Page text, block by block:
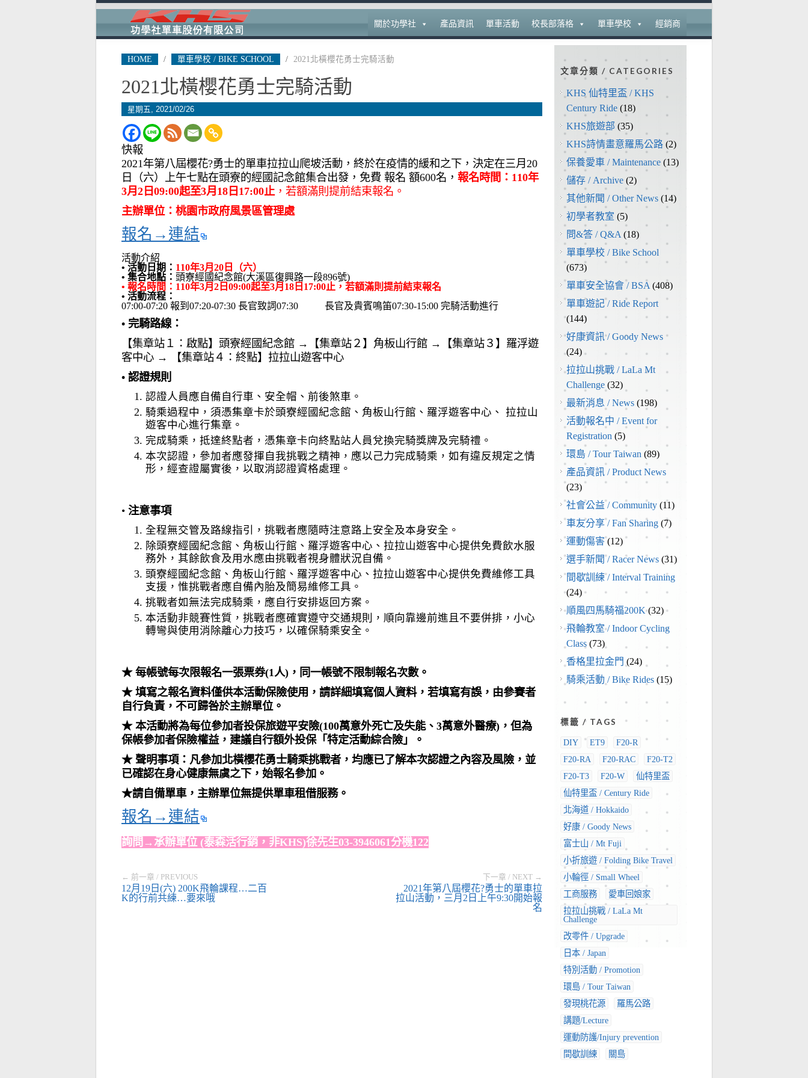
關於功學社 產品資訊 單車活動 校長部落格 單車學校 經銷商
HOME / 單車學校 / BIKE SCHOOL / 2021北橫櫻花勇士完騎活動
2021北橫櫻花勇士完騎活動
星期五, 2021/02/26
快報
2021年第八屆櫻花?勇士的單車拉拉山爬坡活動，終於在疫情的緩和之下，決定在三月20
日（六）上午七點在頭寮的經國記念館集合出發，免費 報名 額600名， 報名時間：110年
3月2日09:00起至3月18日17:00止，若額滿則提前結束報名。
主辦單位：桃園市政府風景區管理處
報名→連結
活動介紹
• 活動日期： 110年3月20日（六）
• 集合地點： 頭寮經國紀念館(大溪區復興路一段896號)
• 報名時間：110年3月2日09:00起至3月18日17:00止，若額滿則提前結束報名
• 活動流程：
07:00-07:20 報到07:20-07:30 長官致詞07:30 長官及貴賓鳴笛07:30-15:00 完騎活動進行
• 完騎路線：
【集章站１：啟點】頭寮經國紀念館 →【集章站２】角板山行館 →【集章站３】羅浮遊
客中心 → 【集章站４：終點】拉拉山遊客中心
• 認證規則
認證人員應自備自行車、安全帽、前後煞車。
騎乘過程中，須憑集章卡於頭寮經國紀念館、角板山行館、羅浮遊客中心、 拉拉山
遊客中心進行集章。
完成騎乘，抵達終點者，憑集章卡向終點站人員兌換完騎獎牌及完騎禮。
本次認證，參加者應發揮自我挑戰之精神，應以己力完成騎乘，如有違反規定之情
形，經查證屬實後，以取消認證資格處理。
• 注意事項
全程無交管及路線指引，挑戰者應隨時注意路上安全及本身安全。
除頭寮經國紀念館、角板山行館、羅浮遊客中心、拉拉山遊客中心提供免費飲水服
務外，其餘飲食及用水應由挑戰者視身體狀況自備。
頭寮經國紀念館、角板山行館、羅浮遊客中心、拉拉山遊客中心提供免費維修工具
支援，惟挑戰者應自備內胎及簡易維修工具。
挑戰者如無法完成騎乘，應自行安排返回方案。
本活動非競賽性質，挑戰者應確實遵守交通規則，順向靠邊前進且不要併排，小心
轉彎與使用消除離心力技巧，以確保騎乘安全。
★ 每帳號每次限報名一張票券(1人)，同一帳號不限制報名次數。
★ 填寫之報名資料僅供本活動保險使用，請詳細填寫個人資料，若填寫有誤，由參賽者
自行負責，不可歸咎於主辦單位。
★ 本活動將為每位參加者投保旅遊平安險(100萬意外死亡及失能、3萬意外醫療)，但為
保帳參加者保險權益，建議自行額外投保「特定活動綜合險」。
★ 聲明事項：凡參加北橫櫻花勇士騎乘挑戰者，均應已了解本次認證之內容及風險，並
已確認在身心健康無虞之下，始報名參加。
★請自備單車，主辦單位無提供單車租借服務。
報名→連結
詢問→承辦單位 (泰森活行銷，非KHS)徐先生03-3946061分機122
← 前一章 / PREVIOUS
12月19日(六) 200K飛輪課程…二百
K的行前共練…要來哦
下一章 / NEXT →
2021年第八屆櫻花?勇士的單車拉
拉山活動，三月2日上午9:30開始報
名
文章分類 / CATEGORIES
KHS 仙特里盃 / KHS
Century Ride (18)
KHS旅遊部 (35)
KHS詩情畫意羅馬公路 (2)
保養愛車 / Maintenance (13)
儲存 / Archive (2)
其他新聞 / Other News (14)
初學者教室 (5)
問&答 / Q&A (18)
單車學校 / Bike School
(673)
單車安全協會 / BSA (408)
單車遊記 / Ride Report
(144)
好康資訊 / Goody News
(24)
拉拉山挑戰 / LaLa Mt
Challenge (32)
最新消息 / News (198)
活動報名中 / Event for
Registration (5)
環島 / Tour Taiwan (89)
產品資訊 / Product News
(23)
社會公益 / Community (11)
車友分享 / Fan Sharing (7)
運動傷害(12)
選手新聞 / Racer News (31)
間歇訓練 / Interval Training
(24)
順風四馬騎福200K(32)
飛輪教室 / Indoor Cycling
Class (73)
香格里拉金門 (24)
騎乘活動 / Bike Rides (15)
標籤 / TAGS
DIY ET9
F20-R
F20-RA
F20-RAC
F20-T2
F20-T3
F20-W
仙特里盃
仙特里盃 / Century Ride
北海道 / Hokkaido
好康 / Goody News
富士山 / Mt Fuji
小折旅遊 / Folding Bike Travel
小輪徑 / Small Wheel
工商服務
愛車回娘家
拉拉山挑戰 / LaLa Mt
Challenge
改零件 / Upgrade
日本 / Japan
特別活動 / Promotion
環島 / Tour Taiwan
發現桃花源
羅馬公路
講題/Lecture
運動防護/Injury prevention
間歇訓練
關島